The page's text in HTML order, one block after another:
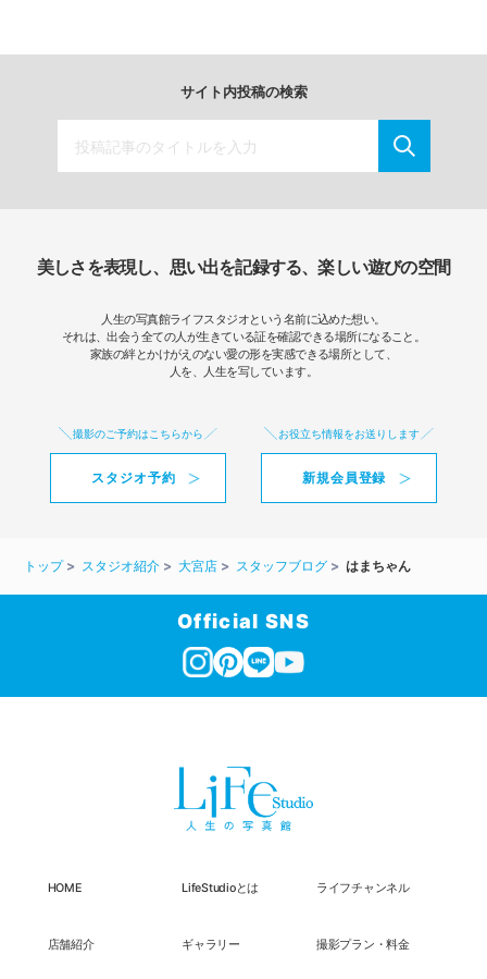
サイト内投稿の検索
美しさを表現し、思い出を記録する、楽しい遊びの空間
人生の写真館ライフスタジオという名前に込めた想い。
それは、出会う全ての人が生きている証を確認できる場所になること。
家族の絆とかけがえのない愛の形を実感できる場所として、
人を、人生を写しています。
撮影のご予約はこちらから
スタジオ予約
お役立ち情報をお送りします
新規会員登録
トップ スタジオ紹介 大宮店 スタッフブログ はまちゃん
Official SNS
HOME LifeStudioとは ライフチャンネル
店舗紹介 ギャラリー 撮影プラン・料金